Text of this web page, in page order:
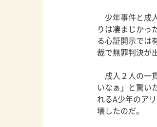
少年事件と成
りは凄まじかっ
る心証開示では
裁で無罪判決が
成人２人の一
いなぁ」と驚い
れるA少年のア
壊したのだ。